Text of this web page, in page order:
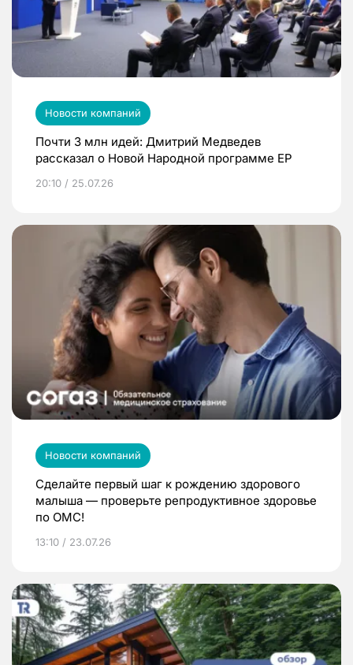
Новости компаний
Почти 3 млн идей: Дмитрий Медведев
рассказал о Новой Народной программе ЕР
20:10 / 25.07.26
Новости компаний
Сделайте первый шаг к рождению здорового
малыша — проверьте репродуктивное здоровье
по ОМС!
13:10 / 23.07.26